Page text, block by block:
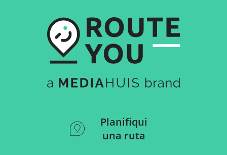
Planifiqui
una ruta